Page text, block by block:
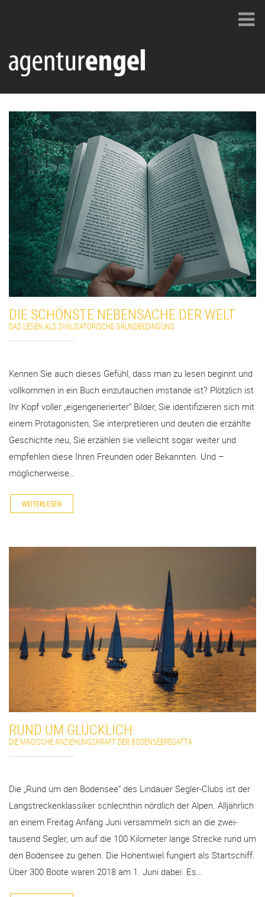
DIE SCHÖNSTE NEBENSACHE DER WELT
DAS LESEN ALS ZIVILISATORISCHE GRUNDBEDINGUNG
Kennen Sie auch dieses Gefühl, dass man zu lesen beginnt und
vollkommen in ein Buch einzutauchen imstande ist? Plötzlich ist
Ihr Kopf voller „eigengenerierter“ Bilder, Sie identifizieren sich mit
einem Protagonisten, Sie interpretieren und deuten die erzählte
Geschichte neu, Sie erzählen sie vielleicht sogar weiter und
empfehlen diese Ihren Freunden oder Bekannten. Und –
möglicherweise…
WEITERLESEN
RUND UM GLÜCKLICH
DIE MAGISCHE ANZIEHUNGSKRAFT DER BODENSEEREGATTA
Die „Rund um den Bodensee“ des Lindauer Segler-Clubs ist der
Langstreckenklassiker schlechthin nördlich der Alpen. Alljährlich
an einem Freitag Anfang Juni versammeln sich an die zwei-
tausend Segler, um auf die 100 Kilometer lange Strecke rund um
den Bodensee zu gehen. Die Hohentwiel fungiert als Startschiff.
Über 300 Boote waren 2018 am 1. Juni dabei. Es…